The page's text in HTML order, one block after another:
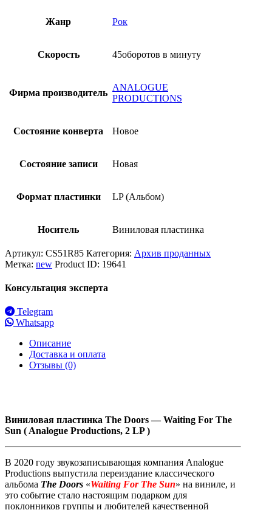
Жанр Рок
Скорость 45оборотов в минуту
Фирма производитель
ANALOGUE
PRODUCTIONS
Состояние конверта Новое
Состояние записи Новая
Формат пластинки LP (Альбом)
Носитель Виниловая пластинка
Артикул: CS51R85 Категория: Архив проданных
Метка: new Product ID: 19641
Консультация эксперта
Telegram
Whatsapp
Описание
Доставка и оплата
Отзывы (0)
Виниловая пластинка The Doors — Waiting For The
Sun ( Analogue Productions, 2 LP )
В 2020 году звукозаписывающая компания Analogue
Productions выпустила переиздание классического
альбома The Doors «Waiting For The Sun» на виниле, и
это событие стало настоящим подарком для
поклонников группы и любителей качественной